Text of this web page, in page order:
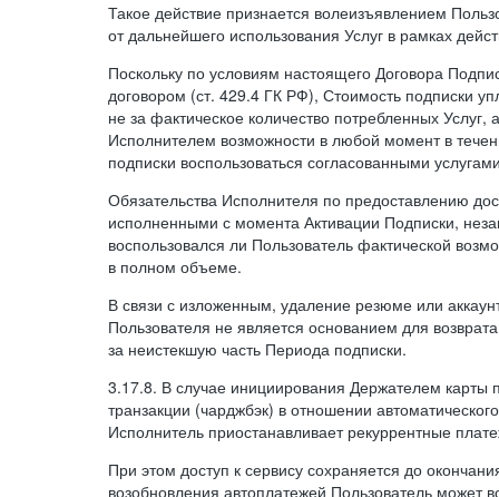
Такое действие признается волеизъявлением
от дальнейшего использования Услуг в рамках
Поскольку по условиям настоящего Договора
договором (ст. 429.4 ГК РФ), Стоимость подписки
не за фактическое количество потребленных Услуг,
Исполнителем возможности в любой момент в
подписки воспользоваться согласованными
Обязательства Исполнителя по предоставлению
исполненными с момента Активации Подписки,
воспользовался ли Пользователь фактической
в полном объеме.
В связи с изложенным, удаление резюме или
Пользователя не является основанием для
за неистекшую часть Периода подписки.
3.17.8. В случае инициирования Держателем карты
транзакции (чарджбэк) в отношении
Исполнитель приостанавливает рекуррентные
При этом доступ к сервису сохраняется до
возобновления автоплатежей Пользователь может